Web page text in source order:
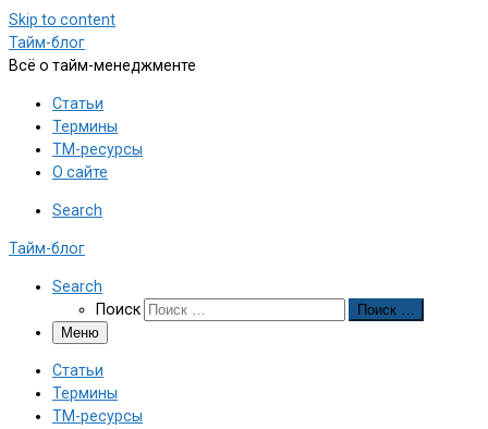
Skip to content
Тайм-блог
Всё о тайм-менеджменте
Статьи
Термины
ТМ-ресурсы
О сайте
Search
Тайм-блог
Search
Поиск
Поиск …
Меню
Статьи
Термины
ТМ-ресурсы